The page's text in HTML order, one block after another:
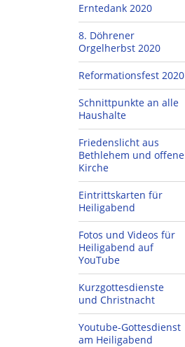
Erntedank 2020
8. Döhrener
Orgelherbst 2020
Reformationsfest 2020
Schnittpunkte an alle
Haushalte
Friedenslicht aus
Bethlehem und offene
Kirche
Eintrittskarten für
Heiligabend
Fotos und Videos für
Heiligabend auf
YouTube
Kurzgottesdienste
und Christnacht
Youtube-Gottesdienst
am Heiligabend